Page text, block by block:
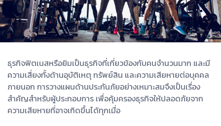
ธุรกิจฟิตเนสหรือยิมเป็นธุรกิจที่เกี่ยวข้องกับคนจำนวนมาก และมี
ความเสี่ยงทั้งด้านอุบัติเหตุ ทรัพย์สิน และความเสียหายต่อบุคคล
ภายนอก การวางแผนด้านประกันภัยอย่างเหมาะสมจึงเป็นเรื่อง
สำคัญสำหรับผู้ประกอบการ เพื่อคุ้มครองธุรกิจให้ปลอดภัยจาก
ความเสียหายที่อาจเกิดขึ้นได้ทุกเมื่อ